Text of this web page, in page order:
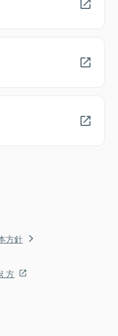
方針
方